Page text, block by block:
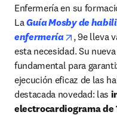
Enfermería en su
La Guía Mosby de
enfermería
opens in
, 9e lleva
esta necesidad. Su
fundamental para
ejecución eficaz de las
destacada novedad: las
electrocardiograma de